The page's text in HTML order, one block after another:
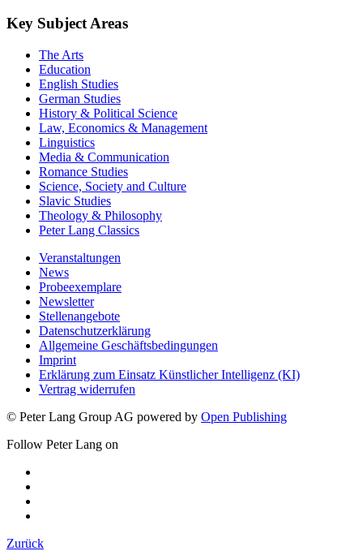
Key Subject Areas
The Arts
Education
English Studies
German Studies
History & Political Science
Law, Economics & Management
Linguistics
Media & Communication
Romance Studies
Science, Society and Culture
Slavic Studies
Theology & Philosophy
Peter Lang Classics
Veranstaltungen
News
Probeexemplare
Newsletter
Stellenangebote
Datenschutzerklärung
Allgemeine Geschäftsbedingungen
Imprint
Erklärung zum Einsatz Künstlicher Intelligenz (KI)
Vertrag widerrufen
© Peter Lang Group AG powered by Open Publishing
Follow Peter Lang on
Zurück